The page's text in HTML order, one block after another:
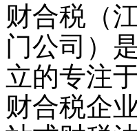
财合税（
门公司）
立的专注
财合税企